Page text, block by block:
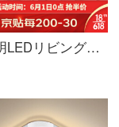
顧家照明LEDリビングライト現代シンプルシンプルシデント北欧創意レストランランプ暖かい寝室ランプセット全屋ライジングセット照明装飾長方リビングライト100*64*7 cm/98 w無極調光